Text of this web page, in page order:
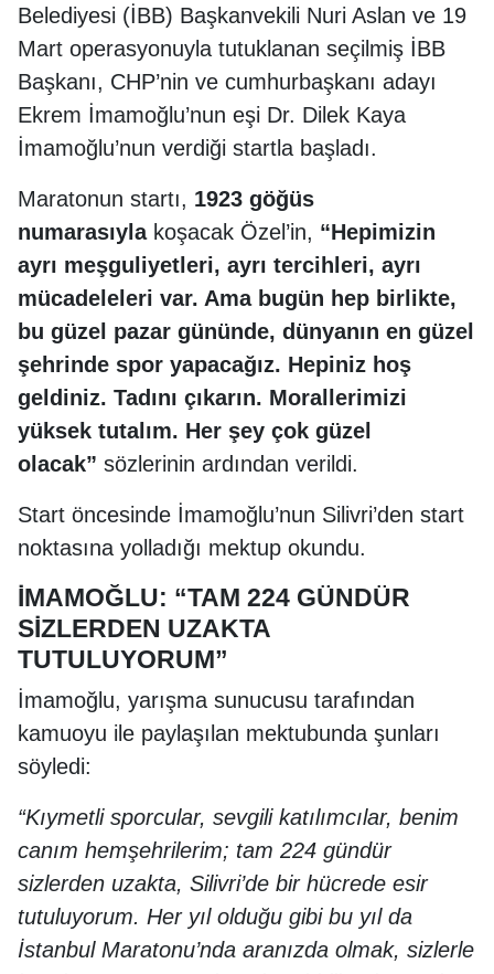
Belediyesi (İBB) Başkanvekili Nuri Aslan ve 19
Mart operasyonuyla tutuklanan seçilmiş İBB
Başkanı, CHP’nin ve cumhurbaşkanı adayı
Ekrem İmamoğlu’nun eşi Dr. Dilek Kaya
İmamoğlu’nun verdiği startla başladı.
Maratonun startı, 1923 göğüs
numarasıylakoşacak Özel’in, “Hepimizin
ayrı meşguliyetleri, ayrı tercihleri, ayrı
mücadeleleri var. Ama bugün hep birlikte,
bu güzel pazar gününde, dünyanın en güzel
şehrinde spor yapacağız. Hepiniz hoş
geldiniz. Tadını çıkarın. Morallerimizi
yüksek tutalım. Her şey çok güzel
olacak” sözlerinin ardından verildi.
Start öncesinde İmamoğlu’nun Silivri’den start
noktasına yolladığı mektup okundu.
İMAMOĞLU: “TAM 224 GÜNDÜR
SİZLERDEN UZAKTA
TUTULUYORUM”
İmamoğlu, yarışma sunucusu tarafından
kamuoyu ile paylaşılan mektubunda şunları
söyledi:
“Kıymetli sporcular, sevgili katılımcılar, benim
canım hemşehrilerim; tam 224 gündür
sizlerden uzakta, Silivri’de bir hücrede esir
tutuluyorum. Her yıl olduğu gibi bu yıl da
İstanbul Maratonu’nda aranızda olmak, sizlerle